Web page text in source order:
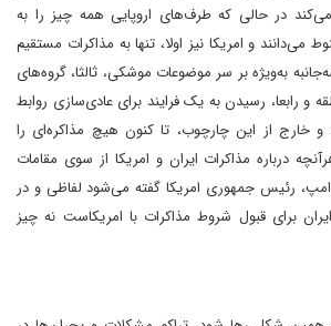
می‌کند در حالی که طرف‌های اروپایی همه چیز را به
می‌دانند و امریکا نیز اولا، تنها به مذاکرات مستقیم
به‌ویژه بر سر موضوعات موشکی، ثالثا، گروه‌های
و رابعا، رسیدن به یک فرایند برای عادی‌سازی روابط
و خارج از این چارچوب، تا کنون هیچ مذاکره‌ای را
درباره مذاکرات ایران و امریکا از سوی مقامات
رئیس جمهوری امریکا گفته می‌شود لفاظی و در
برای قبول شروط مذاکرات با امریکاست نه چیز